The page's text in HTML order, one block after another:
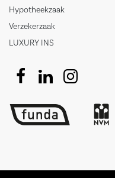
Hypotheekzaak
Verzekerzaak
LUXURY INS